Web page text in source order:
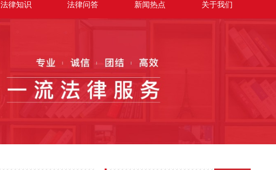
法律知识 法律问答 新闻热点 关于我们